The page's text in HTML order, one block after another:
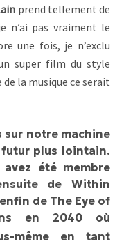
prend tellement de
n’ai pas vraiment le
une fois, je n’exclu
super film du style
la musique ce serait
sur notre machine
plus lointain.
été membre
de Within
de The Eye of
en 2040 où
même en tant